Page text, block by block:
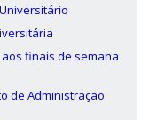
finais de semana
de Administração